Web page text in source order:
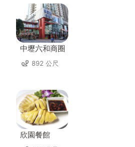
中壢六和商圈
892 公尺
欣園餐館